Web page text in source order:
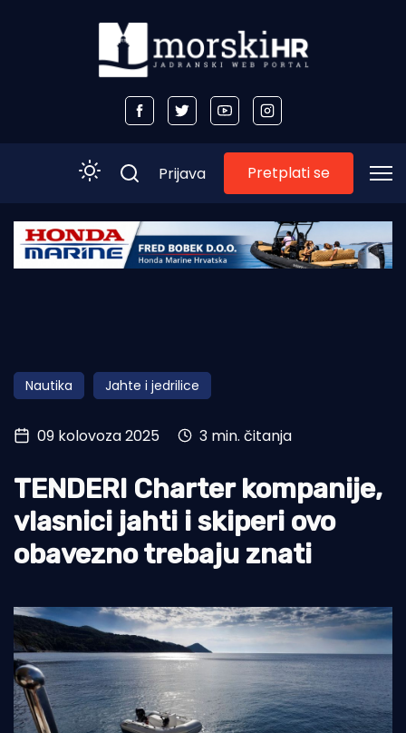
Početna
Obala
Otoci
Turizam i nautika
Pomorstvo
Ribolov
Ekologija
Prijava Pretplati se
Nautika Jahte i jedrilice
09 kolovoza 2025 3 min. čitanja
TENDERI Charter kompanije,
vlasnici jahti i skiperi ovo
obavezno trebaju znati